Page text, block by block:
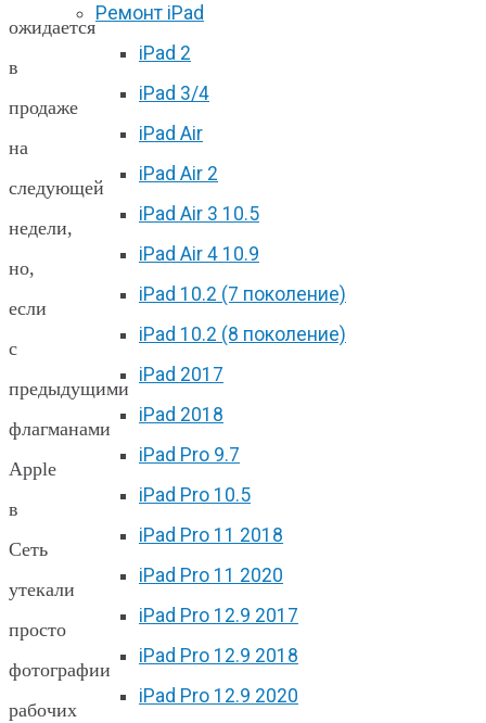
Ремонт iPad
iPad 2
iPad 3/4
iPad Air
iPad Air 2
iPad Air 3 10.5
iPad Air 4 10.9
iPad 10.2 (7 поколение)
iPad 10.2 (8 поколение)
iPad 2017
iPad 2018
iPad Pro 9.7
iPad Pro 10.5
iPad Pro 11 2018
iPad Pro 11 2020
iPad Pro 12.9 2017
iPad Pro 12.9 2018
iPad Pro 12.9 2020
ожидается
в
продаже
на
следующей
недели,
но,
если
с
предыдущими
флагманами
Apple
в
Сеть
утекали
просто
фотографии
рабочих